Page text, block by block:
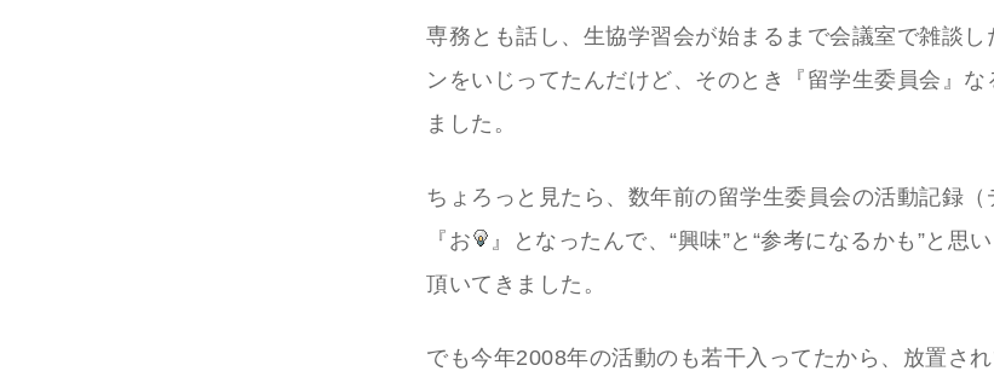
専務とも話し、生協学習会が始まるまで会議室で雑談し
ンをいじってたんだけど、そのとき『留学生委員会』
ました。
ちょろっと見たら、数年前の留学生委員会の活動記録（
『お
』となったんで、“興味”と“参考になるかも”と思
頂いてきました。
でも今年2008年の活動のも若干入ってたから、放置さ